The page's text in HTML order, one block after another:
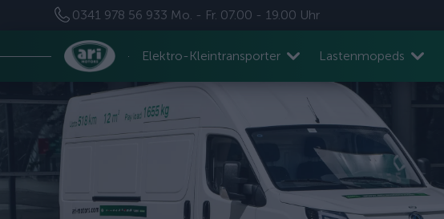
0341 978 56 933 Mo. - Fr. 07.00 - 19.00 Uhr
Elektro-Kleintransporter Lastenmopeds